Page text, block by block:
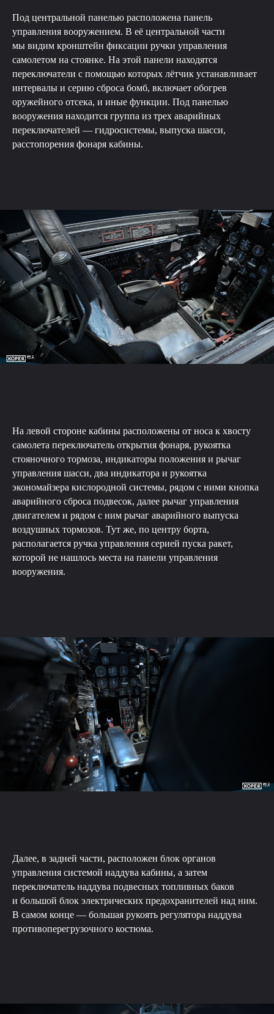
Под центральной панелью расположена панель
управления вооружением. В её центральной части
мы видим кронштейн фиксации ручки управления
самолетом на стоянке. На этой панели находятся
переключатели с помощью которых лётчик устанавливает
интервалы и серию сброса бомб, включает обогрев
оружейного отсека, и иные функции. Под панелью
вооружения находится группа из трех аварийных
переключателей — гидросистемы, выпуска шасси,
расстопорения фонаря кабины.
На левой стороне кабины расположены от носа к хвосту
самолета переключатель открытия фонаря, рукоятка
стояночного тормоза, индикаторы положения и рычаг
управления шасси, два индикатора и рукоятка
экономайзера кислородной системы, рядом с ними кнопка
аварийного сброса подвесок, далее рычаг управления
двигателем и рядом с ним рычаг аварийного выпуска
воздушных тормозов. Тут же, по центру борта,
располагается ручка управления серией пуска ракет,
которой не нашлось места на панели управления
вооружения.
Далее, в задней части, расположен блок органов
управления системой наддува кабины, а затем
переключатель наддува подвесных топливных баков
и большой блок электрических предохранителей над ним.
В самом конце — большая рукоять регулятора наддува
противоперегрузочного костюма.